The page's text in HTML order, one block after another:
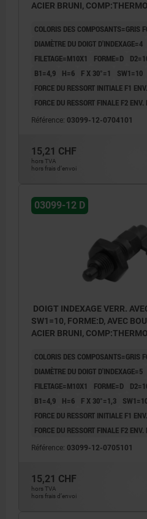
ACIER BRUNI,
COLORIS DES COMPOSANTS=GRIS
DIAMÈTRE DU DOIGT D'INDEXAGE=4
FILETAGE=M10X1
FORME=D
B1=4,9
H=6 F X 30°=1 SW1=10
FORCE DU RESSORT INITIALE F1
FORCE DU RESSORT FINALE F2
Référence: 03099-12-0704101
15,21 CHF
hors TVA
hors frais d’envoi
03099-12 D
DOIGT INDEXAGE VERR.
SW1=10, FORME:D, AVEC
ACIER BRUNI,
COLORIS DES COMPOSANTS=GRIS
DIAMÈTRE DU DOIGT D'INDEXAGE=5
FILETAGE=M10X1
FORME=D
B1=4,9
H=6 F X 30°=1,3
FORCE DU RESSORT INITIALE F1
FORCE DU RESSORT FINALE F2
Référence: 03099-12-0705101
15,21 CHF
hors TVA
hors frais d’envoi